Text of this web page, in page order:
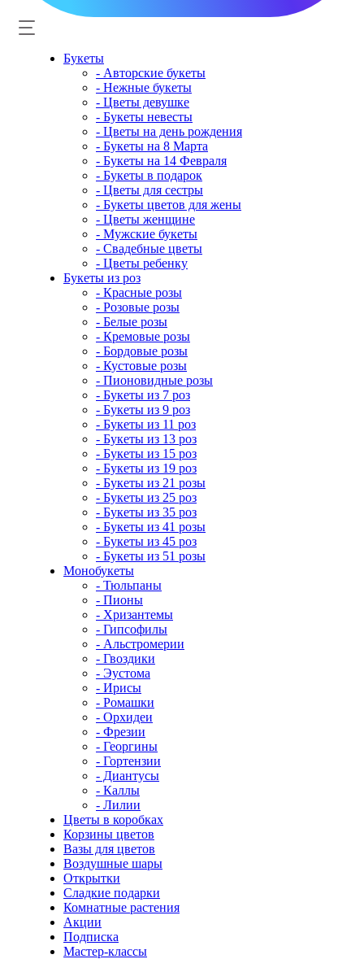
Букеты
- Авторские букеты
- Нежные букеты
- Цветы девушке
- Букеты невесты
- Цветы на день рождения
- Букеты на 8 Марта
- Букеты на 14 Февраля
- Букеты в подарок
- Цветы для сестры
- Букеты цветов для жены
- Цветы женщине
- Мужские букеты
- Свадебные цветы
- Цветы ребенку
Букеты из роз
- Красные розы
- Розовые розы
- Белые розы
- Кремовые розы
- Бордовые розы
- Кустовые розы
- Пионовидные розы
- Букеты из 7 роз
- Букеты из 9 роз
- Букеты из 11 роз
- Букеты из 13 роз
- Букеты из 15 роз
- Букеты из 19 роз
- Букеты из 21 розы
- Букеты из 25 роз
- Букеты из 35 роз
- Букеты из 41 розы
- Букеты из 45 роз
- Букеты из 51 розы
Монобукеты
- Тюльпаны
- Пионы
- Хризантемы
- Гипсофилы
- Альстромерии
- Гвоздики
- Эустома
- Ирисы
- Ромашки
- Орхидеи
- Фрезии
- Георгины
- Гортензии
- Диантусы
- Каллы
- Лилии
Цветы в коробках
Корзины цветов
Вазы для цветов
Воздушные шары
Открытки
Сладкие подарки
Комнатные растения
Акции
Подписка
Мастер-классы